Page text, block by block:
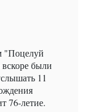
"Поцелуй
были
11
76-летие.